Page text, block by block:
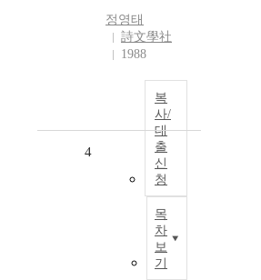
정영태
詩文學社
1988
복
사/
대
출
신
청
목
차
보
기
4